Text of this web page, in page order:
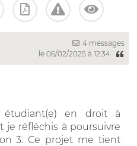
4 messages
le 06/02/2025 à 12:34
en droit à
je réfléchis à poursuivre
3. Ce projet me tient